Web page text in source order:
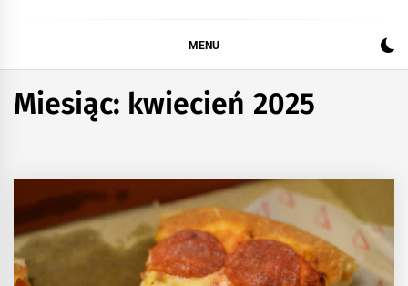
MENU
Miesiąc: kwiecień 2025